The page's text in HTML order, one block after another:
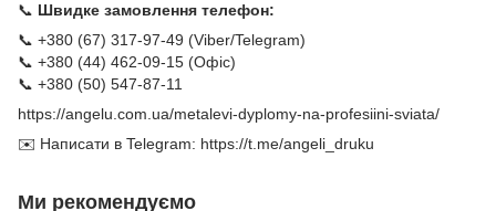
📞 Швидке замовлення телефон:
📞 +380 (67) 317-97-49 (Viber/Telegram)
📞 +380 (44) 462-09-15 (Офіс)
📞 +380 (50) 547-87-11
https://angelu.com.ua/metalevi-dyplomy-na-profesiini-sviata/
✉️ Написати в Telegram: https://t.me/angeli_druku
Ми рекомендуємо